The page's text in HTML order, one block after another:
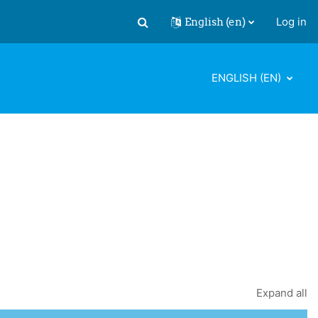
Toggle search input
English ‎(en)‎ Log in
ENGLISH ‎(EN)‎
Expand all